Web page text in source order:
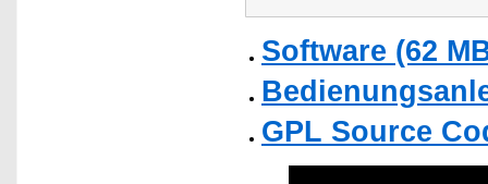
Software (62
GPL Source